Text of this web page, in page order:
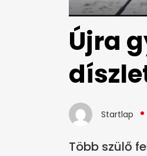
Újra
Startlap
Több szülő